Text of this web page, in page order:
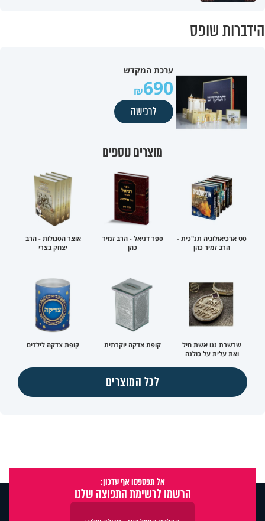
הידברות שופס
ערכת המקדש
690
לרכישה
מוצרים נוספים
סט ארכיאולוגיה תנ"כית -
הרב זמיר כהן
ספר דניאל - הרב זמיר
כהן
אוצר הסגולות - הרב
יצחק בצרי
שרשרת ננו אשת חיל
ואת עלית על כולנה
קופת צדקה יוקרתית קופת צדקה לילדים
לכל המוצרים
אל תפספסו אף עדכון:
הרשמו לרשימת התפוצה שלנו